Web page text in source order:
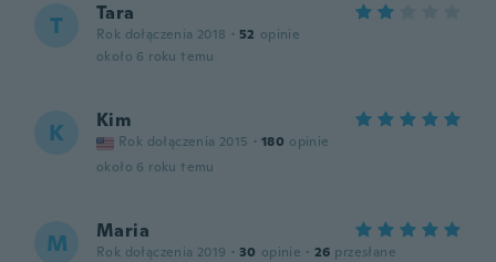
T Tara
Rok dołączenia 2018 · 52 opinie
około 6 roku temu
K Kim
Rok dołączenia 2015 · 180 opinie
około 6 roku temu
M Maria
Rok dołączenia 2019 · 30 opinie · 26 przesłane